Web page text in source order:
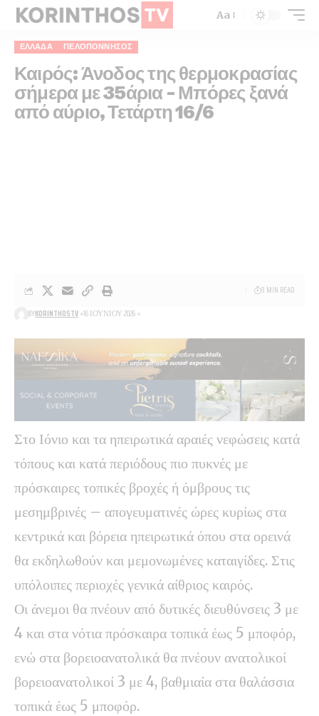
Aa
ΕΛΛΆΔΑ ΠΕΛΟΠΌΝΝΗΣΟΣ
Καιρός: Άνοδος της θερμοκρασίας
σήμερα με 35άρια – Μπόρες ξανά
από αύριο, Τετάρτη 16/6
BYKORINTHOSTV 16 ΙΟΥΝΊΟΥ 2026
9 MIN READ
Στο Ιόνιο και τα ηπειρωτικά αραιές νεφώσεις κατά
τόπους και κατά περιόδους πιο πυκνές με
πρόσκαιρες τοπικές βροχές ή όμβρους τις
μεσημβρινές – απογευματινές ώρες κυρίως στα
κεντρικά και βόρεια ηπειρωτικά όπου στα ορεινά
θα εκδηλωθούν και μεμονωμένες καταιγίδες. Στις
υπόλοιπες περιοχές γενικά αίθριος καιρός.
Οι άνεμοι θα πνέουν από δυτικές διευθύνσεις 3 με
4 και στα νότια πρόσκαιρα τοπικά έως 5 μποφόρ,
ενώ στα βορειοανατολικά θα πνέουν ανατολικοί
βορειοανατολικοί 3 με 4, βαθμιαία στα θαλάσσια
τοπικά έως 5 μποφόρ.